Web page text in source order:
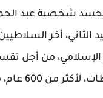
شخصية عبد
أخر
من أجل تقسيم
إستطاعت